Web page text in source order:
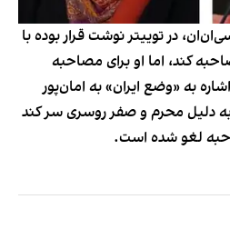
در توییتر نوشت قرار بوده با
کند، اما او برای مصاحبه
به «وضع ایران» به امان‌پور
دلیل محرم و صفر روسری سر کند
لغو شده است.